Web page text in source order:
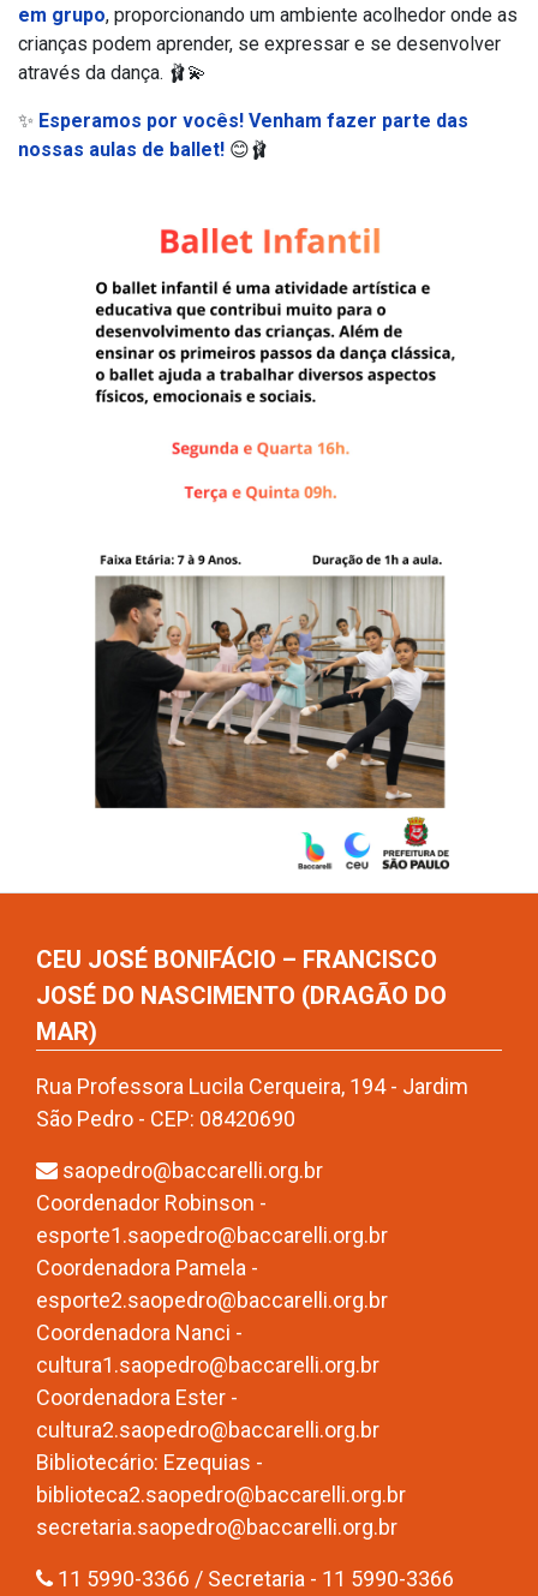
em grupo, proporcionando um ambiente acolhedor onde as
crianças podem aprender, se expressar e se desenvolver
através da dança. 🩰💫
✨ Esperamos por vocês! Venham fazer parte das
nossas aulas de ballet! 😊🩰
CEU JOSÉ BONIFÁCIO – FRANCISCO
JOSÉ DO NASCIMENTO (DRAGÃO DO
MAR)
Rua Professora Lucila Cerqueira, 194 - Jardim
São Pedro - CEP: 08420690
saopedro@baccarelli.org.br
Coordenador Robinson -
esporte1.saopedro@baccarelli.org.br
Coordenadora Pamela -
esporte2.saopedro@baccarelli.org.br
Coordenadora Nanci -
cultura1.saopedro@baccarelli.org.br
Coordenadora Ester -
cultura2.saopedro@baccarelli.org.br
Bibliotecário: Ezequias -
biblioteca2.saopedro@baccarelli.org.br
secretaria.saopedro@baccarelli.org.br
11 5990-3366 / Secretaria - 11 5990-3366